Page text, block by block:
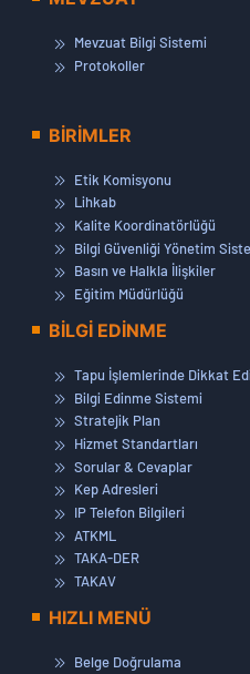
Mevzuat Bilgi Sistemi
Protokoller
BİRİMLER
Etik Komisyonu
Lihkab
Kalite Koordinatörlüğü
Bilgi Güvenliği Yönetim
Basın ve Halkla İlişkiler
Eğitim Müdürlüğü
BİLGİ EDİNME
Tapu İşlemlerinde Dikkat
Bilgi Edinme Sistemi
Stratejik Plan
Hizmet Standartları
Sorular & Cevaplar
Kep Adresleri
IP Telefon Bilgileri
ATKML
TAKA-DER
TAKAV
HIZLI MENÜ
Belge Doğrulama